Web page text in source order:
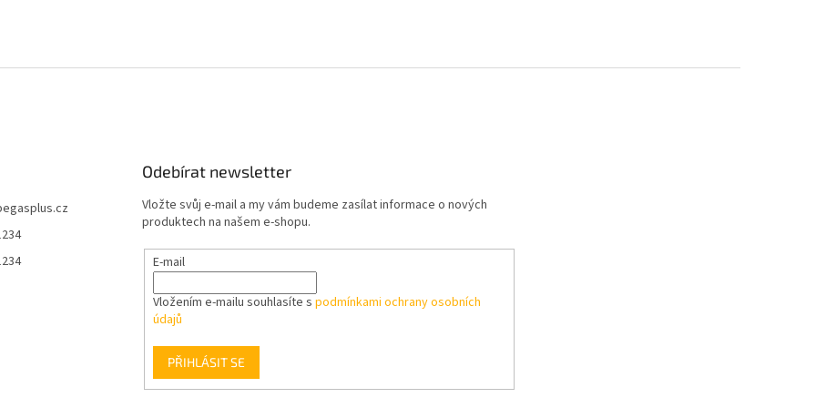
Odebírat newsletter
Vložte svůj e-mail a my vám budeme zasílat informace o nových
produktech na našem e-shopu.
E-mail
Vložením e-mailu souhlasíte s podmínkami ochrany osobních
údajů
PŘIHLÁSIT SE